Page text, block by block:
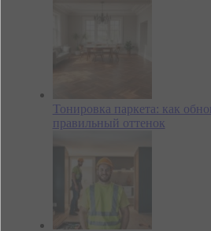
Тонировка паркета: как
правильный оттенок